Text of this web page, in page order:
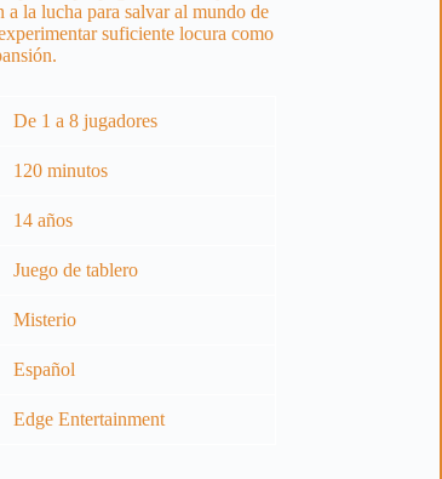
a la lucha para salvar al mundo de
suficiente locura como
De 1 a 8 jugadores
120 minutos
14 años
Juego de tablero
Misterio
Español
Edge Entertainment